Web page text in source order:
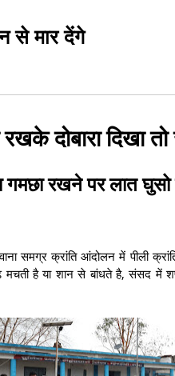
से मार देंगे
रखके दोबारा दिखा
गमछा रखने पर लात घुसो
समग्र क्रांति आंदोलन में पीली
मचती है या शान से बांधते है, संसद में